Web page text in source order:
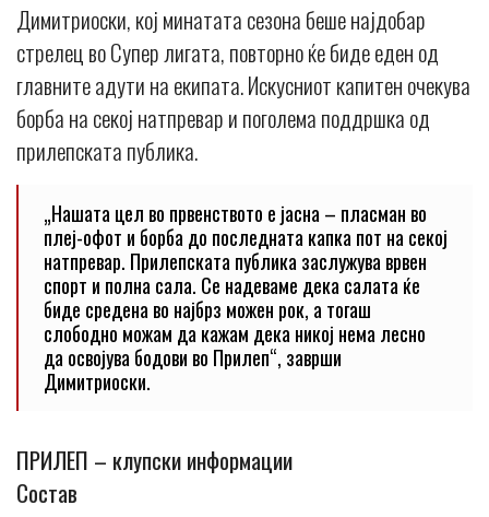
Димитриоски, кој минатата сезона беше најдобар
стрелец во Супер лигата, повторно ќе биде еден од
главните адути на екипата. Искусниот капитен очекува
борба на секој натпревар и поголема поддршка од
прилепската публика.
„Нашата цел во првенството е јасна – пласман во
плеј-офот и борба до последната капка пот на секој
натпревар. Прилепската публика заслужува врвен
спорт и полна сала. Се надеваме дека салата ќе
биде средена во најбрз можен рок, а тогаш
слободно можам да кажам дека никој нема лесно
да освојува бодови во Прилеп“, заврши
Димитриоски.
ПРИЛЕП – клупски информации
Состав